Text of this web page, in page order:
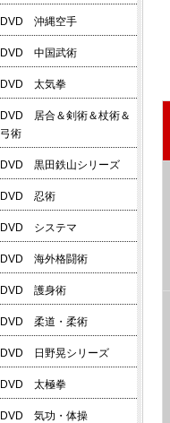
DVD 沖縄空手
DVD 中国武術
DVD 太気拳
DVD 居合＆剣術＆杖術＆
弓術
DVD 黒田鉄山シリーズ
DVD 忍術
DVD システマ
DVD 海外格闘術
DVD 護身術
DVD 柔道・柔術
DVD 日野晃シリーズ
DVD 太極拳
DVD 気功・体操